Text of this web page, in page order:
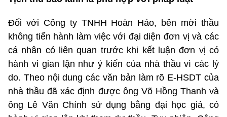
Đối với Công ty TNHH Hoàn Hảo, bên mời thầu
không tiến hành làm việc với đại diện đơn vị và các
cá nhân có liên quan trước khi kết luận đơn vị có
hành vi gian lận như ý kiến của nhà thầu vì các lý
do. Theo nội dung các văn bản làm rõ E-HSDT của
nhà thầu đã xác định được ông Võ Hồng Thanh và
ông Lê Văn Chính sử dụng bằng đại học giả, có